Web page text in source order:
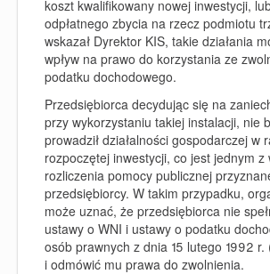
koszt kwalifikowany nowej inwestycji,
odpłatnego zbycia na rzecz podmiotu
wskazał Dyrektor KIS, takie działania
wpływ na prawo do korzystania ze
podatku dochodowego.
Przedsiębiorca decydując się na
przy wykorzystaniu takiej instalacji, nie
prowadził działalności gospodarczej w
rozpoczętej inwestycji, co jest jednym z
rozliczenia pomocy publicznej
przedsiębiorcy. W takim przypadku,
może uznać, że przedsiębiorca nie
ustawy o WNI i ustawy o podatku
osób prawnych z dnia 15 lutego 1992 r.
i odmówić mu prawa do zwolnienia.